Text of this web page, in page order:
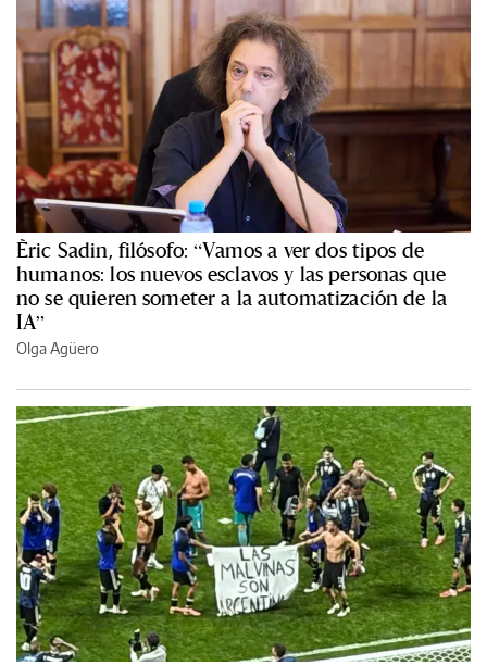
Èric Sadin, filósofo: “Vamos a ver dos tipos de
humanos: los nuevos esclavos y las personas que
no se quieren someter a la automatización de la
IA”
Olga Agüero